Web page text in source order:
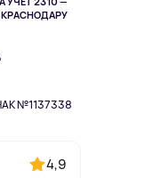
№1137338
4,9